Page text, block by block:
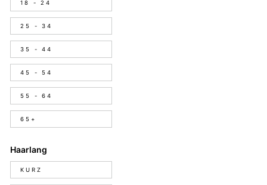
18 - 24
25 - 34
35 - 44
45 - 54
55 - 64
65+
Haarlang
Haarlang
KURZ